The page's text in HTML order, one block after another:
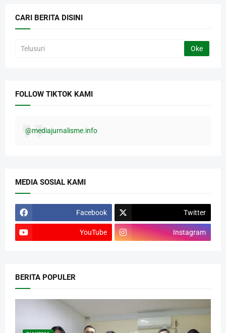
CARI BERITA DISINI
FOLLOW TIKTOK KAMI
@mediajurnalisme.info
MEDIA SOSIAL KAMI
Facebook Twitter
YouTube Instagram
BERITA POPULER